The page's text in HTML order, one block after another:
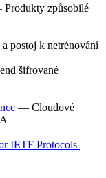
způsobilé
postoj k netrénování
šifrované
— Cloudové
IETF Protocols —